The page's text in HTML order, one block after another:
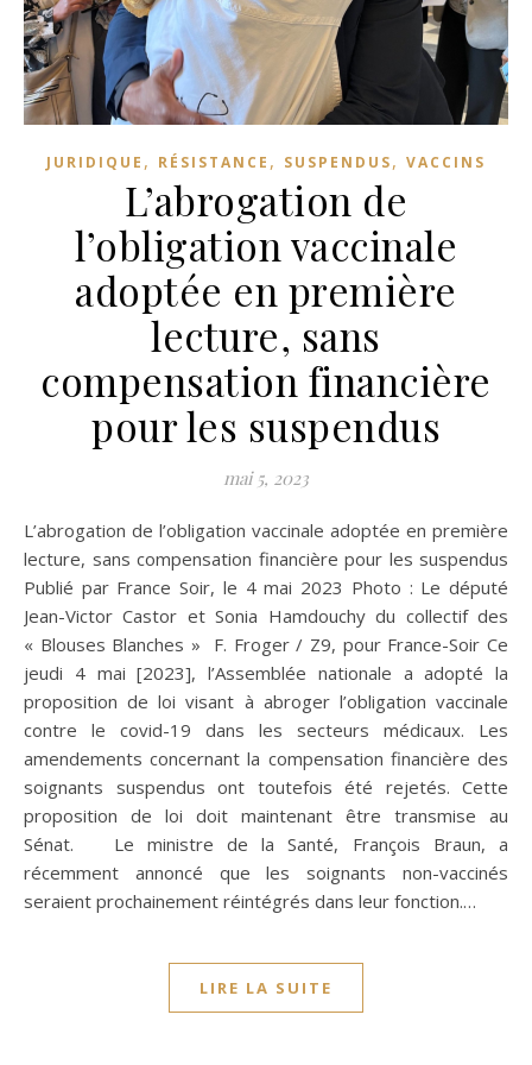
JURIDIQUE , RÉSISTANCE , SUSPENDUS, VACCINS
L’abrogation de
l’obligation vaccinale
adoptée en première
lecture, sans
compensation financière
pour les suspendus
mai 5, 2023
L’abrogation de l’obligation vaccinale adoptée en première
lecture, sans compensation financière pour les suspendus
Publié par France Soir, le 4 mai 2023 Photo : Le député
Jean-Victor Castor et Sonia Hamdouchy du collectif des
« Blouses Blanches » F. Froger / Z9, pour France-Soir Ce
jeudi 4 mai [2023], l’Assemblée nationale a adopté la
proposition de loi visant à abroger l’obligation vaccinale
contre le covid-19 dans les secteurs médicaux. Les
amendements concernant la compensation financière des
soignants suspendus ont toutefois été rejetés. Cette
proposition de loi doit maintenant être transmise au
Sénat. Le ministre de la Santé, François Braun, a
récemment annoncé que les soignants non-vaccinés
seraient prochainement réintégrés dans leur fonction.…
LIRE LA SUITE